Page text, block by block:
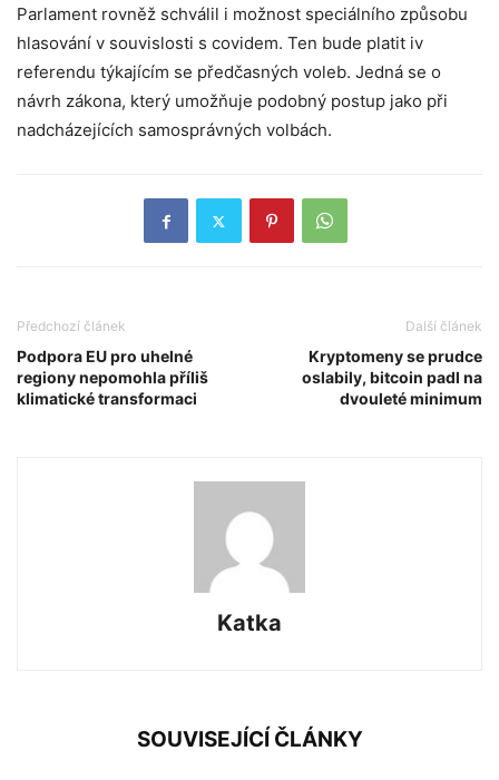
Parlament rovněž schválil i možnost speciálního způsobu
hlasování v souvislosti s covidem. Ten bude platit iv
referendu týkajícím se předčasných voleb. Jedná se o
návrh zákona, který umožňuje podobný postup jako při
nadcházejících samosprávných volbách.
Předchozí článek
Podpora EU pro uhelné
regiony nepomohla příliš
klimatické transformaci
Další článek
Kryptomeny se prudce
oslabily, bitcoin padl na
dvouleté minimum
Katka
SOUVISEJÍCÍ ČLÁNKY